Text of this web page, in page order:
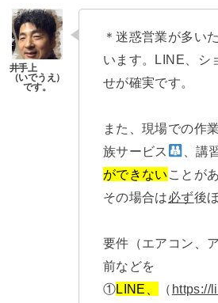
＊迷惑営業が多い
います。LINE、シ
せが確実です。
また、現場での作
族サービス
、講
ができない ことが
その場合は必ず後
要件（エアコン、
前などを
①LINE、 （ https://